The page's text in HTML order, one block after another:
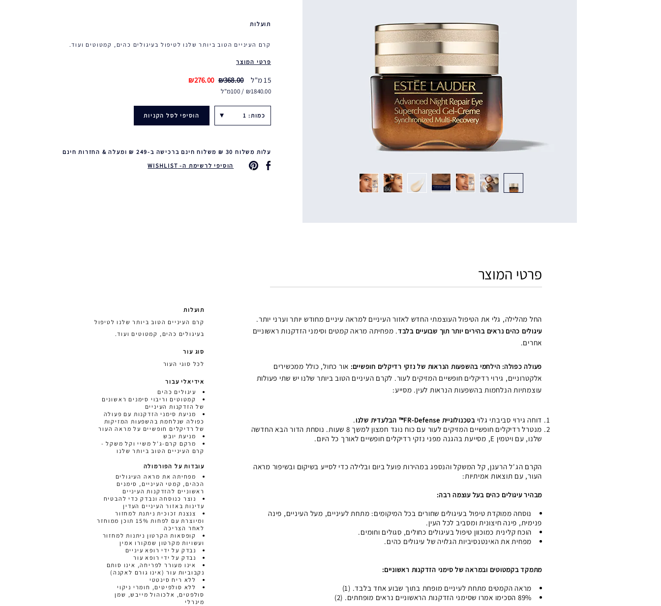
תועלות
קרם העיניים הטוב ביותר שלנו לטיפול בעיגולים כהים, קמטוטים ועוד.
פרטי המוצר
15 מ"ל ₪368.00
₪276.00
₪1840.00 / 100מ"ל
כמות: 1 הוסיפי לסל הקניות
עלות משלוח 30 ₪ משלוח חינם ברכישה ב-249 ₪ ומעלה & החזרות חינם
הוסיפי לרשימת ה- WISHLIST
פרטי המוצר
החל מהלילה, גלי את הטיפול העוצמתי החדש לאזור העיניים למראה עיניים מחודש יותר וערני יותר.
עיגולים כהים נראים בהירים יותר תוך שבועיים בלבד. מפחיתה מראה קמטים וסימני הזדקנות ראשוניים
אחרים.
פעולה כפולה: הילחמי בהשפעות הנראות של נזקי רדיקלים חופשיים: אור כחול, כולל ממכשירים
אלקטרוניים, גירוי רדיקלים חופשיים המזיקים לעור. לקרם העיניים הטוב ביותר שלנו יש שתי פעולות
עוצמתיות הנלחמות בהשפעות הנראות לעין. מסייע:
דוחה גירוי סביבתי גלויבטכנולוגיית FR-Defense™ הבלעדית שלנו
.
מנטרל רדיקלים חופשיים המזיקים לעור עם כוח נוגד חמצון למשך 8 שעות. נוסחת הדור הבא החדשה
שלנו, עם ויטמין E, מסייעת בהגנה מפני נזקי רדיקלים חופשיים לאורך כל היום.
הקרם הג'ל הרענן, קל המשקל והנספג במהירות פועל ביום ובלילה כדי לסייע בשיקום ובשיפור מראה
העור, עם תוצאות אמיתיות:
מבהיר עיגולים כהים בעל עוצמה רבה:
נוסחה ממוקדת טיפול בעיגולים שחורים בכל המיקומים: מתחת לעיניים, מעל העיניים, פינה
פנימית, פינה חיצונית ומסביב לכל העין.
הוכח קלינית כמוכוון טיפול בעיגולים כחולים, סגולים וחומים.
מפחית את האינטנסיביות הגלויה של עיגולים כהים.
מתמקד בקמטוטים ובמראה של סימני הזדקנות ראשוניים:
מראה הקמטים מתחת לעיניים מופחת בתוך שבוע אחד בלבד. (1)
89% הסכימו אמרו שסימני הזדקנות הראשוניים נראים מופחתים. (2)
תועלות
קרם העיניים הטוב ביותר שלנו לטיפול
בעיגולים כהים, קמטוטים ועוד.
סוג עור
לכל סוגי העור
אידיאלי עבור
עיגולים כהים
קמטוטים וריבוי סימנים ראשונים
של הזדקנות העיניים
מניעת סימני הזדקנות עם פעולה
כפולה שנלחמת בהשפעות המזיקות
של רדיקלים חופשיים על מראה העור
מניעת יובש
מרקם קרם-ג'ל משיי וקל משקל -
קרם העיניים הטוב ביותר שלנו
עובדות על הפורמולה
מפחיתה את מראה העיגולים
הכהים, קמטי העיניים, סימנים
ראשוניים להזדקנות העיניים
נוצר כנוסחה ונבדק כדי להבטיח
עדינות באזור העיניים העדין
צנצנת זכוכית ניתנת למחזור
ומיוצרת עם לפחות 15% תוכן ממוחזר
לאחר הצריכה
קופסאות הקרטון ניתנות למחזור
ועשויות מקרטון שמקורו אמין
נבדק על ידי רופא עיניים
נבדק על ידי רופא עור
אינו מעורר לפריחה, אינו סותם
נקבוביות עור (אינו גורם לאקנה)
ללא ריח סינטטי
ללא סולפיטים, חומרי ניקוי
סולפטים, אלכוהול מייבש, שמן
מינרלי